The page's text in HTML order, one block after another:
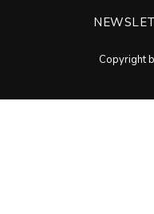
Copyright